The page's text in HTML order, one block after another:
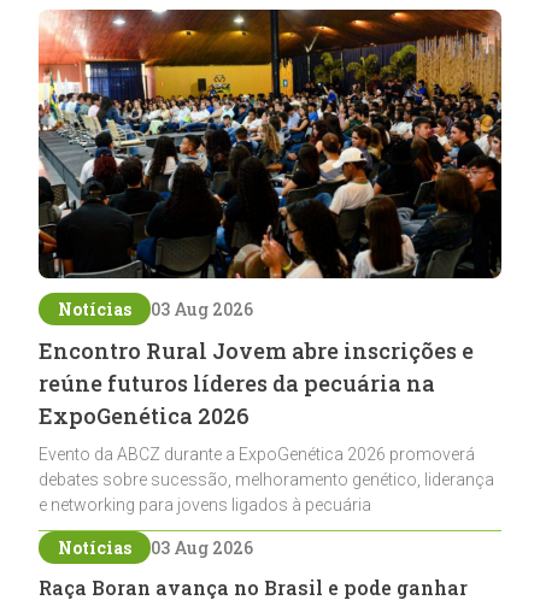
Notícias 03 Aug 2026
Encontro Rural Jovem abre inscrições e
reúne futuros líderes da pecuária na
ExpoGenética 2026
Evento da ABCZ durante a ExpoGenética 2026 promoverá
debates sobre sucessão, melhoramento genético, liderança
e networking para jovens ligados à pecuária
Notícias 03 Aug 2026
Raça Boran avança no Brasil e pode ganhar